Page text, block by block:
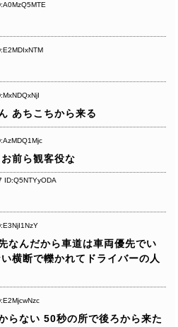
あちこちから来る
お前ら観客役な
ID:Q5NTYyODA
なんだから車道は車両優先でい
横断で轢かれてドライバーの人
らない 50秒の所で後ろから来た